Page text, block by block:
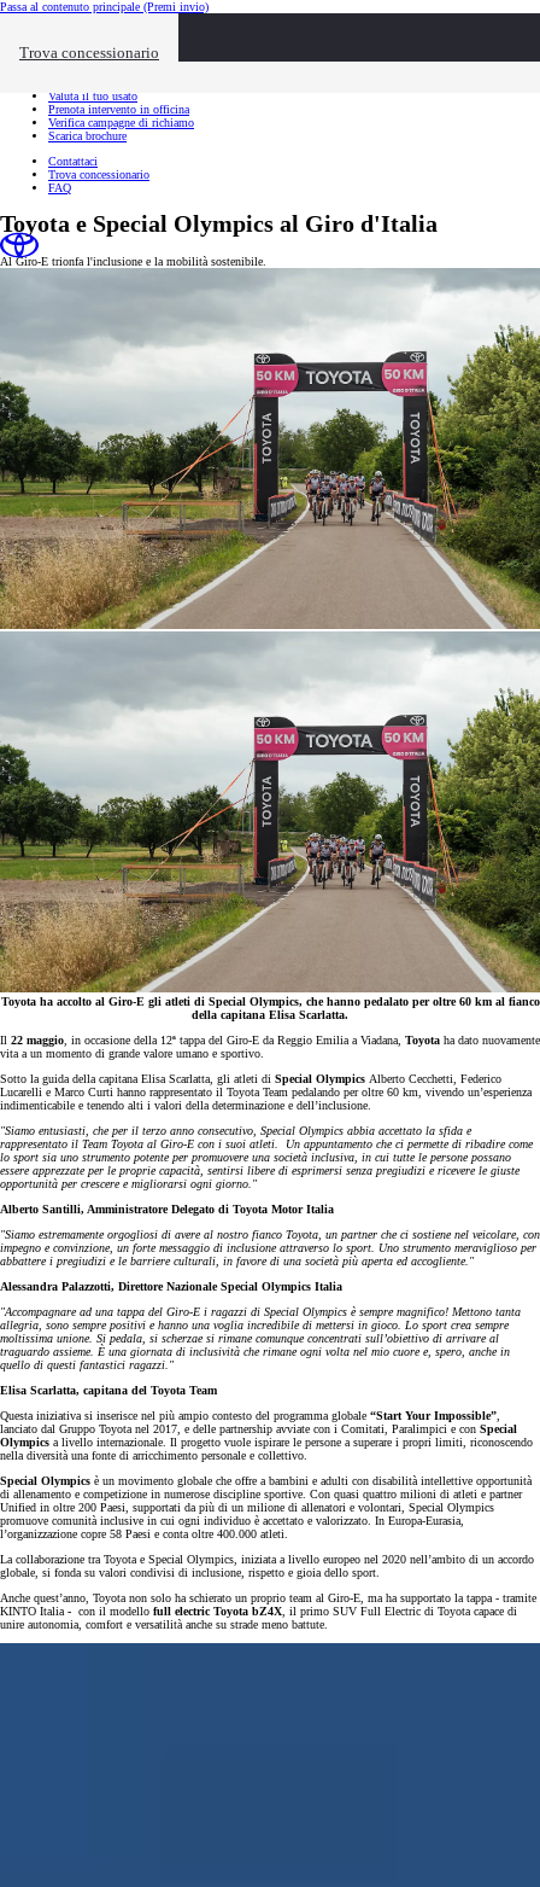
Passa al contenuto principale (Premi invio)
Trova concessionario
Link utili Chiudi overlay
Valuta il tuo usato
Prenota intervento in officina
Verifica campagne di richiamo
Scarica brochure
Contattaci
Trova concessionario
FAQ
Toyota e Special Olympics al Giro d'Italia
Al Giro-E trionfa l'inclusione e la mobilità sostenibile.
Toyota ha accolto al Giro-E gli atleti di Special Olympics, che hanno pedalato per oltre 60 km al fianco
della capitana Elisa Scarlatta.­­
Il 22 maggio , in occasione della 12ª tappa del Giro-E da Reggio Emilia a Viadana, Toyota ha dato nuovamente
vita a un momento di grande valore umano e sportivo.
Sotto la guida della capitana Elisa Scarlatta, gli atleti di Special Olympics Alberto Cecchetti, Federico
Lucarelli e Marco Curti hanno rappresentato il Toyota Team pedalando per oltre 60 km, vivendo un’esperienza
indimenticabile e tenendo alti i valori della determinazione e dell’inclusione.
"Siamo entusiasti, che per il terzo anno consecutivo, Special Olympics abbia accettato la sfida e
rappresentato il Team Toyota al Giro-E con i suoi atleti.
Un appuntamento che ci permette di ribadire come
lo sport sia uno strumento potente per promuovere una società inclusiva, in cui tutte le persone possano
essere apprezzate per le proprie capacità, sentirsi libere di esprimersi senza pregiudizi e ricevere le giuste
opportunità per crescere e migliorarsi ogni giorno."
Alberto Santilli, Amministratore Delegato di Toyota Motor Italia
"Siamo estremamente orgogliosi di avere al nostro fianco Toyota, un partner che ci sostiene nel veicolare, con
impegno e convinzione, un forte messaggio di inclusione attraverso lo sport. Uno strumento meraviglioso per
abbattere i pregiudizi e le barriere culturali, in favore di una società più aperta ed accogliente."
Alessandra Palazzotti, Direttore Nazionale Special Olympics Italia
"Accompagnare ad una tappa del Giro-E i ragazzi di Special Olympics è sempre magnifico! Mettono tanta
allegria, sono sempre positivi e hanno una voglia incredibile di mettersi in gioco. Lo sport crea sempre
moltissima unione. Si pedala, si scherzae si rimane comunque concentrati sull’obiettivo di arrivare al
traguardo assieme. È una giornata di inclusività che rimane ogni volta nel mio cuore e, spero, anche in
quello di questi fantastici ragazzi."
Elisa Scarlatta, capitana del Toyota Team
Questa iniziativa si inserisce nel più ampio contesto del programma globale “Start Your Impossible”
lanciato dal Gruppo Toyota nel 2017, e delle partnership avviate con i Comitati, Paralimpici e con Special
Olympics a livello internazionale. Il progetto vuole ispirare le persone a superare i propri limiti, riconoscendo
nella diversità una fonte di arricchimento personale e collettivo.
Special Olympics è un movimento globale che offre a bambini e adulti con disabilità intellettive opportunità
di allenamento e competizione in numerose discipline sportive. Con quasi quattro milioni di atleti e partner
Unified in oltre 200 Paesi, supportati da più di un milione di allenatori e volontari, Special Olympics
promuove comunità inclusive in cui ogni individuo è accettato e valorizzato. In Europa-Eurasia,
l’organizzazione copre 58 Paesi e conta oltre 400.000 atleti.
La collaborazione tra Toyota e Special Olympics, iniziata a livello europeo nel 2020 nell’ambito di un accordo
globale, si fonda su valori condivisi di inclusione, rispetto e gioia dello sport.
Anche quest’anno, Toyota non solo ha schierato un proprio team al Giro-E, ma ha supportato la tappa - tramite
KINTO Italia - con il modello full electric Toyota bZ4X , il primo SUV Full Electric di Toyota capace di
unire autonomia, comfort e versatilità anche su strade meno battute.